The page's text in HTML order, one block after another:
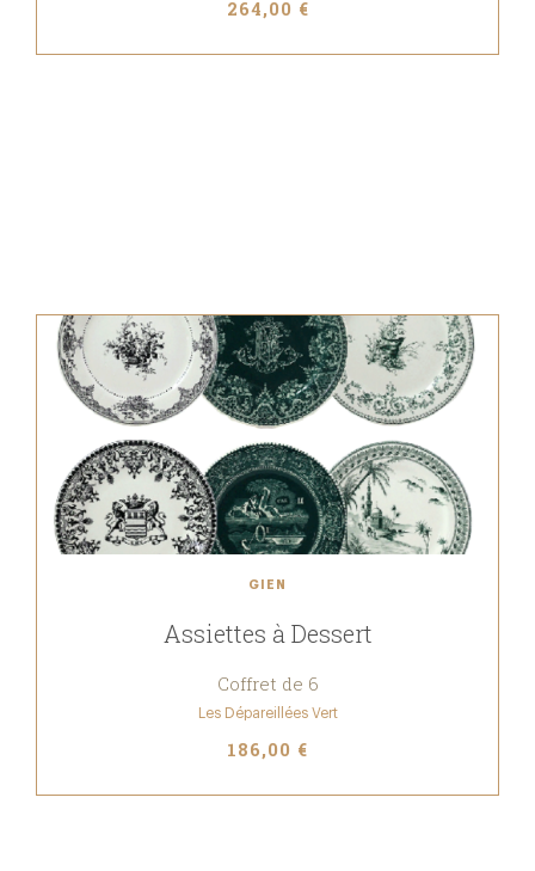
264,00 €
GIEN
Assiettes à Dessert
Coffret de 6
Les Dépareillées Vert
186,00 €